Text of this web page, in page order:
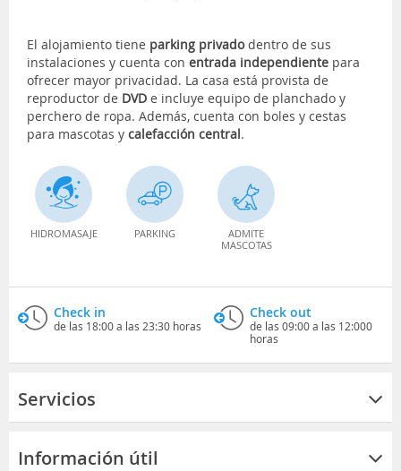
El alojamiento tiene parking privadodentro de sus
instalaciones y cuenta con entrada independiente para
ofrecer mayor privacidad. La casa está provista de
reproductor de DVD e incluye equipo de planchado y
perchero de ropa. Además, cuenta con boles y cestas
para mascotas y calefacción central.
HIDROMASAJE PARKING
ADMITE
MASCOTAS
Check in
de las 18:00 a las 23:30 horas
Check out
de las 09:00 a las 12:000
horas
Servicios
Información útil